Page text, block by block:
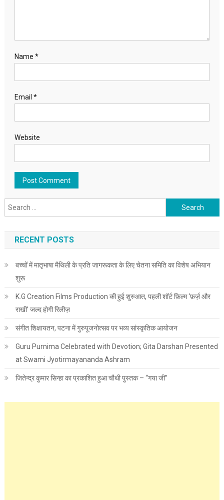
Name *
Email *
Website
Search for:
RECENT POSTS
बच्चों में मातृभाषा मैथिली के प्रति जागरूकता के लिए चेतना समिति का विशेष अभियान
शुरू
K.G Creation Films Production की हुई शुरुआत, पहली शॉर्ट फ़िल्म ‘फ़र्ज़ और
राखी’ जल्द होगी रिलीज़
संगीत शिक्षायतन, पटना में गुरुपूजनोत्सव पर भव्य सांस्कृतिक आयोजन
Guru Purnima Celebrated with Devotion; Gita Darshan Presented
at Swami Jyotirmayananda Ashram
जितेन्द्र कुमार सिन्हा का प्रकाशित हुआ चौथी पुस्तक – “गया जी”